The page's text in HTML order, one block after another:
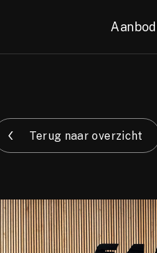
Aanbod
Terug naar overzicht